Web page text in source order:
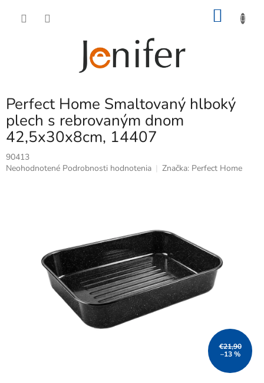
Perfect Home Smaltovaný hlboký
plech s rebrovaným dnom
42,5x30x8cm, 14407
90413
Priemerné
Neohodnotené Podrobnosti hodnotenia Značka: Perfect Home
€21,90
–13 %